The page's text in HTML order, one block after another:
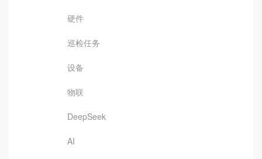
硬件
巡检任务
设备
物联
DeepSeek
AI